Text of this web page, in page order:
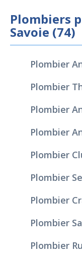
Plombiers
Savoie (74)
Plombier
Plombier
Plombier
Plombier
Plombier
Plombier
Plombier
Plombier
Plombier